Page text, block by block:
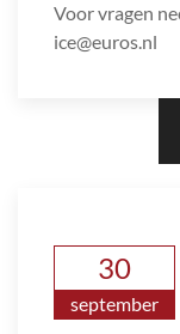
Voor vragen
ice@euros.nl
30
september